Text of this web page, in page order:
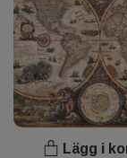
Lägg i